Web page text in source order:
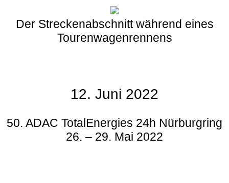
Der Streckenabschnitt während eines
Tourenwagenrennens
12. Juni 2022
50. ADAC TotalEnergies 24h Nürburgring
26. – 29. Mai 2022